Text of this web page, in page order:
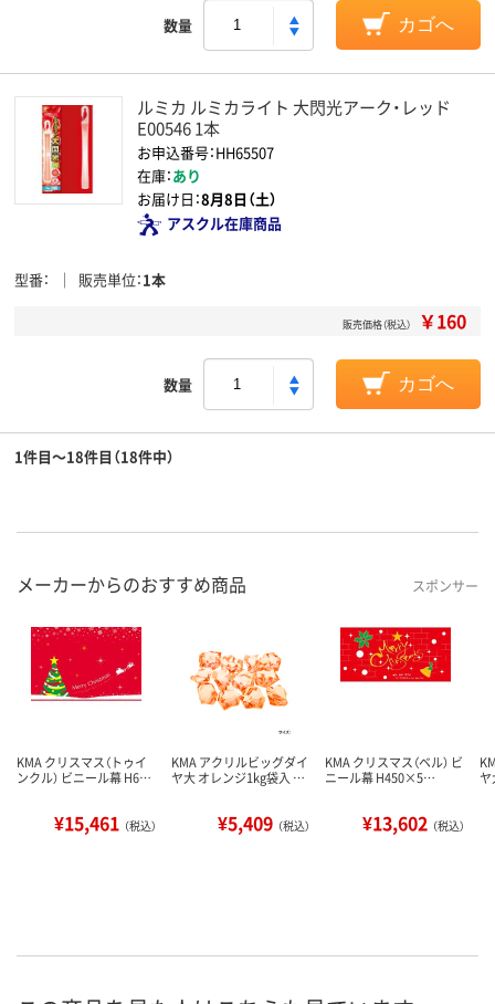
数量 カゴへ
ルミカ ルミカライト 大閃光アーク・レッド
E00546 1本
お申込番号：HH65507
在庫：あり
お届け日：8月8日（土）
アスクル在庫商品
型番 販売単位 1本
販売価格（税込） ￥160
数量 カゴへ
1件目～18件目（18件中）
メーカーからのおすすめ商品 スポンサー
KMA クリスマス（トゥイ
ンクル） ビニール幕 H6…
¥15,461 （税込）
KMA アクリルビッグダイ
ヤ大 オレンジ1kg袋入 …
¥5,409 （税込）
KMA クリスマス（ベル） ビ
ニール幕 H450×5…
¥13,602 （税込）
ヤ